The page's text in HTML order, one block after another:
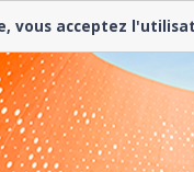
vous acceptez